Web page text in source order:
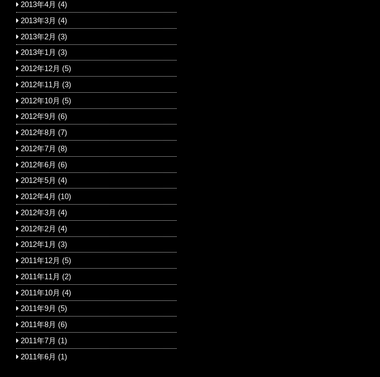
2013年4月 (4)
2013年3月 (4)
2013年2月 (3)
2013年1月 (3)
2012年12月 (5)
2012年11月 (3)
2012年10月 (5)
2012年9月 (6)
2012年8月 (7)
2012年7月 (8)
2012年6月 (6)
2012年5月 (4)
2012年4月 (10)
2012年3月 (4)
2012年2月 (4)
2012年1月 (3)
2011年12月 (5)
2011年11月 (2)
2011年10月 (4)
2011年9月 (5)
2011年8月 (6)
2011年7月 (1)
2011年6月 (1)